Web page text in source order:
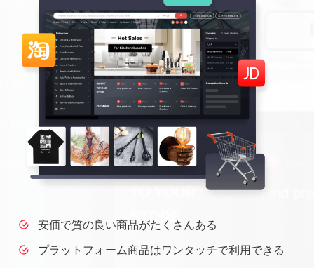
安価で質の良い商品がたくさんある
プラットフォーム商品はワンタッチで利用できる